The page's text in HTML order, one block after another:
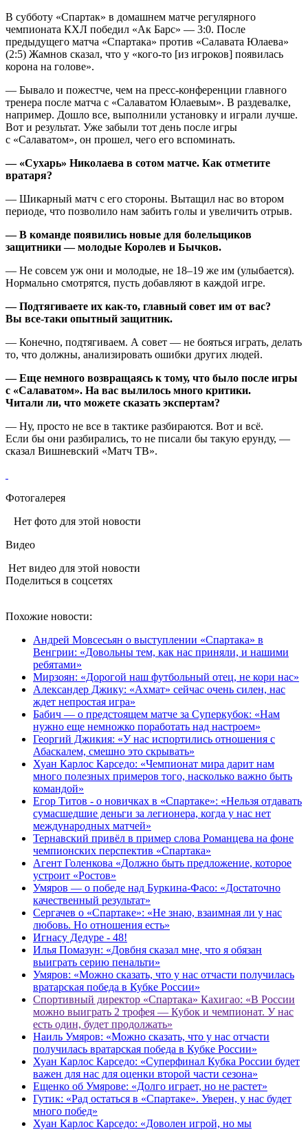
В субботу «Спартак» в домашнем матче регулярного
чемпионата КХЛ победил «Ак Барс» — 3:0. После
предыдущего матча «Спартака» против «Салавата Юлаева»
(2:5) Жамнов сказал, что у «кого‑то [из игроков] появилась
корона на голове».
— Бывало и пожестче, чем на пресс‑конференции главного
тренера после матча с «Салаватом Юлаевым». В раздевалке,
например. Дошло все, выполнили установку и играли лучше.
Вот и результат. Уже забыли тот день после игры
с «Салаватом», он прошел, чего его вспоминать.
— «Сухарь» Николаева в сотом матче. Как отметите
вратаря?
— Шикарный матч с его стороны. Вытащил нас во втором
периоде, что позволило нам забить голы и увеличить отрыв.
— В команде появились новые для болельщиков
защитники — молодые Королев и Бычков.
— Не совсем уж они и молодые, не 18–19 же им (улыбается).
Нормально смотрятся, пусть добавляют в каждой игре.
— Подтягиваете их как‑то, главный совет им от вас?
Вы все‑таки опытный защитник.
— Конечно, подтягиваем. А совет — не бояться играть, делать
то, что должны, анализировать ошибки других людей.
— Еще немного возвращаясь к тому, что было после игры
с «Салаватом». На вас вылилось много критики.
Читали ли, что можете сказать экспертам?
— Ну, просто не все в тактике разбираются. Вот и всё.
Если бы они разбирались, то не писали бы такую ерунду, —
сказал Вишневский «Матч ТВ».
Фотогалерея
Нет фото для этой новости
Видео
Нет видео для этой новости
Поделиться в соцсетях
Похожие новости:
Андрей Мовсесьян о выступлении «Спартака» в
Венгрии: «Довольны тем, как нас приняли, и нашими
ребятами»
Мирзоян: «Дорогой наш футбольный отец, не кори нас»
Александер Джику: «Ахмат» сейчас очень силен, нас
ждет непростая игра»
Бабич — о предстоящем матче за Суперкубок: «Нам
нужно еще немножко поработать над настроем»
Георгий Джикия: «У нас испортились отношения с
Абаскалем, смешно это скрывать»
Хуан Карлос Карседо: «Чемпионат мира дарит нам
много полезных примеров того, насколько важно быть
командой»
Егор Титов - о новичках в «Спартаке»: «Нельзя отдавать
сумасшедшие деньги за легионера, когда у нас нет
международных матчей»
Тернавский привёл в пример слова Романцева на фоне
чемпионских перспектив «Спартака»
Агент Голенкова «Должно быть предложение, которое
устроит «Ростов»
Умяров — о победе над Буркина-Фасо: «Достаточно
качественный результат»
Сергачев о «Спартаке»: «Не знаю, взаимная ли у нас
любовь. Но отношения есть»
Игнасу Дедуре - 48!
Илья ​Помазун: «Довбня сказал мне, что я обязан
выиграть серию пенальти»​​
Умяров: «Можно сказать, что у нас отчасти получилась
вратарская победа в Кубке России»
Спортивный директор «Спартака» Кахигао: «В России
можно выиграть 2 трофея — Кубок и чемпионат. У нас
есть один, будет продолжать»
Наиль Умяров: «Можно сказать, что у нас отчасти
получилась вратарская победа в Кубке России»
Хуан Карлос Карседо: «Суперфинал Кубка России будет
важен для нас для оценки второй части сезона»
Ещенко об Умярове: «Долго играет, но не растет»
Гутик: «Рад остаться в «Спартаке». Уверен, у нас будет
много побед»
Хуан Карлос Карседо: «Доволен игрой, но мы